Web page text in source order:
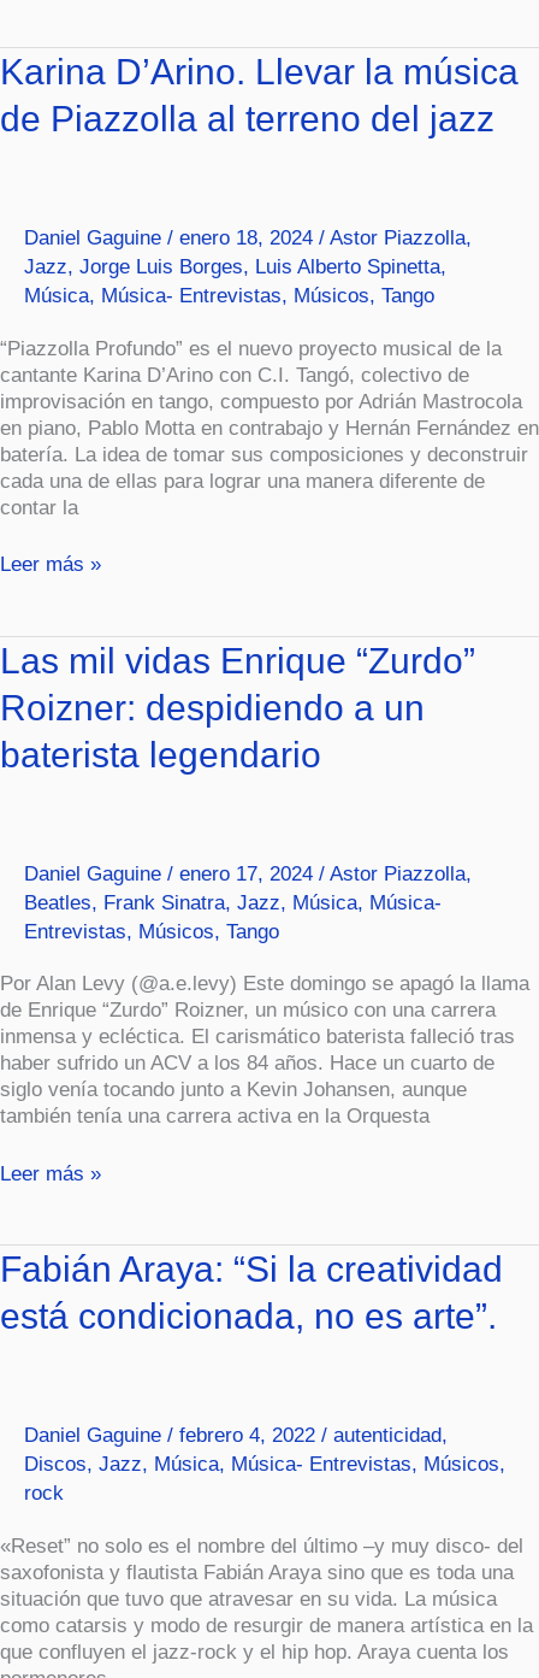
Karina D’Arino. Llevar la música
de Piazzolla al terreno del jazz
Daniel Gaguine / enero 18, 2024 / Astor Piazzolla,
Jazz, Jorge Luis Borges, Luis Alberto Spinetta,
Música, Música- Entrevistas, Músicos, Tango
“Piazzolla Profundo” es el nuevo proyecto musical de la
cantante Karina D’Arino con C.I. Tangó, colectivo de
improvisación en tango, compuesto por Adrián Mastrocola
en piano, Pablo Motta en contrabajo y Hernán Fernández en
batería. La idea de tomar sus composiciones y deconstruir
cada una de ellas para lograr una manera diferente de
contar la
Karina
D’Arino.
Llevar
terreno
Leer más »
Las mil vidas Enrique “Zurdo”
Roizner: despidiendo a un
baterista legendario
Daniel Gaguine / enero 17, 2024 / Astor Piazzolla,
Beatles, Frank Sinatra, Jazz, Música, Música-
Entrevistas, Músicos, Tango
Por Alan Levy (@a.e.levy) Este domingo se apagó la llama
de Enrique “Zurdo” Roizner, un músico con una carrera
inmensa y ecléctica. El carismático baterista falleció tras
haber sufrido un ACV a los 84 años. Hace un cuarto de
siglo venía tocando junto a Kevin Johansen, aunque
también tenía una carrera activa en la Orquesta
Las
mil
vidas
Enrique
“Zurdo”
baterista
legendario
Leer más »
Fabián Araya: “Si la creatividad
está condicionada, no es arte”.
Daniel Gaguine / febrero 4, 2022 / autenticidad,
Discos, Jazz, Música, Música- Entrevistas, Músicos,
rock
«Reset” no solo es el nombre del último –y muy disco- del
saxofonista y flautista Fabián Araya sino que es toda una
situación que tuvo que atravesar en su vida. La música
como catarsis y modo de resurgir de manera artística en la
que confluyen el jazz-rock y el hip hop. Araya cuenta los
Fabián
Araya:
“Si
arte”.